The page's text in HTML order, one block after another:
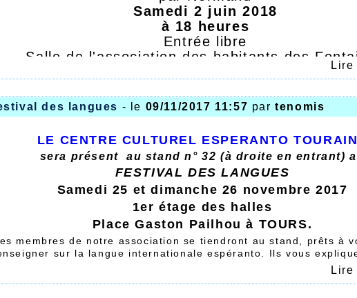
Samedi 2 juin 2018
à 18 heures
Entrée libre
Salle de l'association des habitants des
37200 Tours
Présentation en espéranto, traduction en
des langues - le 09/11/2017 11:57 partenomis
LE CENTRE CULTUREL ESPERANTO
sera présent au stand n° 32 (à droite en entrant)
FESTIVAL DES LANGUES
Samedi 25 et dimanche 26 novembre 2017
1er étage des halles
Place Gaston Pailhou à TOURS.
membres de notre association se tiendront au stand, prêts à
sur la langue internationale espéranto. Ils vous
les moyens de l'apprendre, l'écouter et la pratiquer.
même assister à un minicours d'espéranto si vous